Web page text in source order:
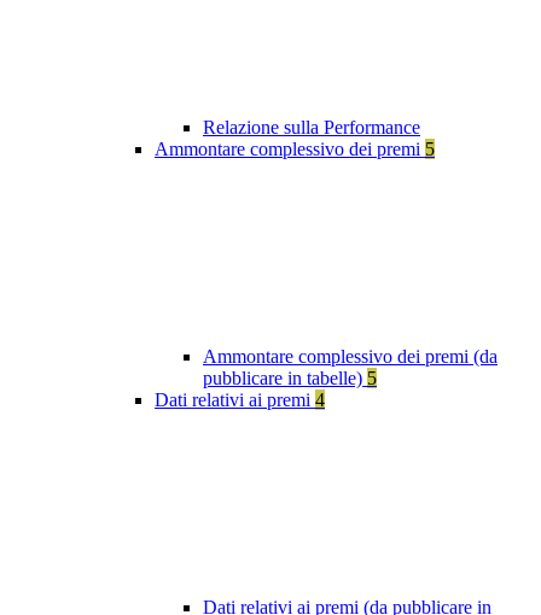
Relazione sulla Performance
Ammontare complessivo dei premi 5
Ammontare complessivo dei premi (da
pubblicare in tabelle) 5
Dati relativi ai premi 4
Dati relativi ai premi (da pubblicare in